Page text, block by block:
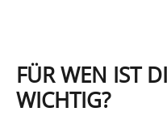
FÜR WEN IST
WICHTIG?